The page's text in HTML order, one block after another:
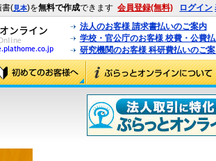
書(見本)を無料で作成できます 会員登録(無料) ログイン
法人のお客様 請求書払いのご案内
学校・官公庁のお客様 校費・公費
研究機関のお客様 科研費払いのご